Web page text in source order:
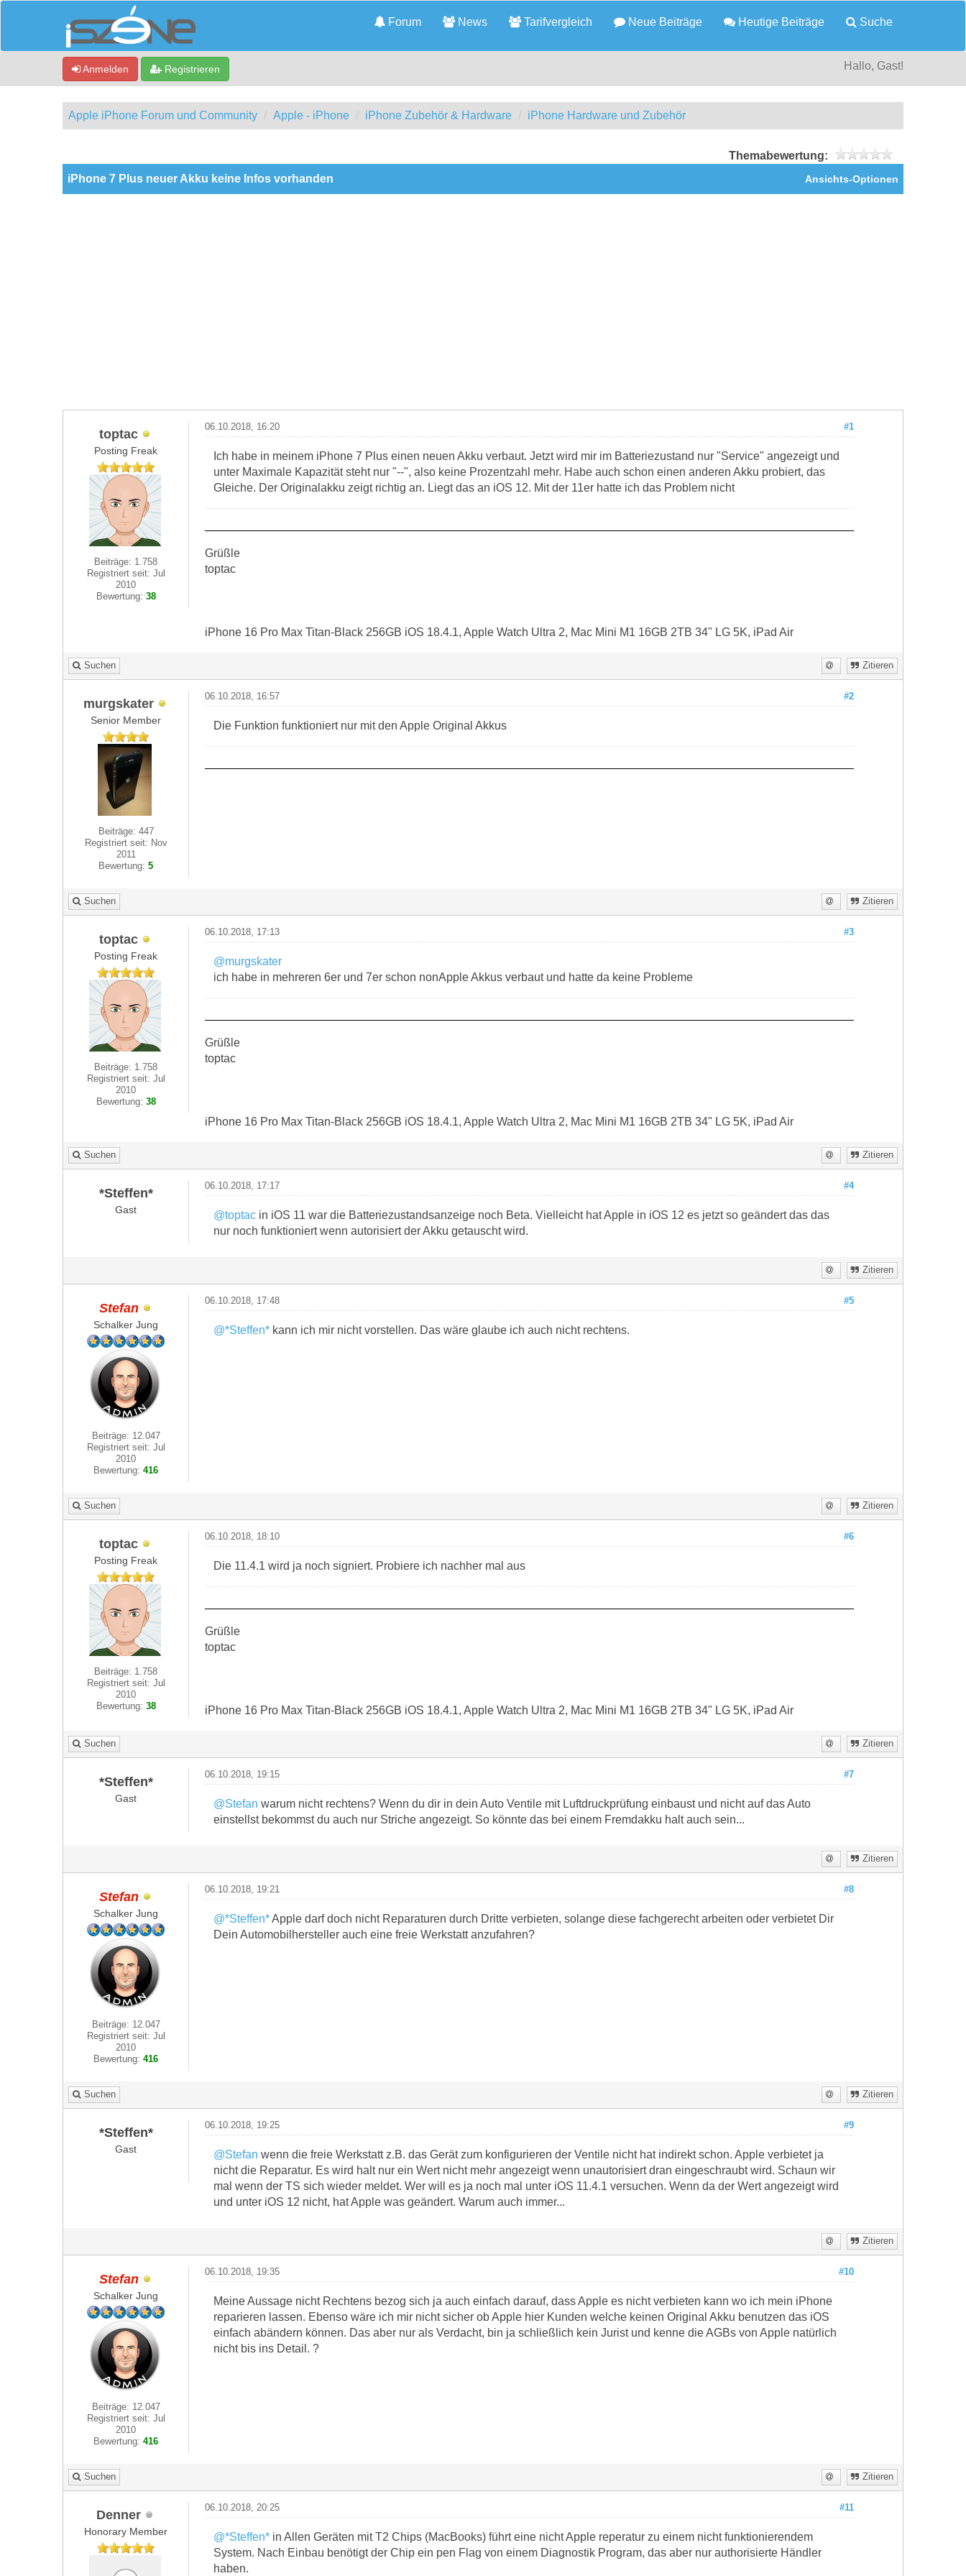
Forum News Tarifvergleich Neue Beiträge Heutige Beiträge Suche
Anmelden Registrieren Hallo, Gast!
Apple iPhone Forum und Community Apple - iPhone iPhone Zubehör & Hardware iPhone Hardware und Zubehör
Themabewertung:
Ansichts-Optionen
iPhone 7 Plus neuer Akku keine Infos vorhanden
toptac
Posting Freak
Beiträge: 1.758
Registriert seit: Jul
2010
Bewertung: 38
#1
06.10.2018, 16:20
Ich habe in meinem iPhone 7 Plus einen neuen Akku verbaut. Jetzt wird mir im Batteriezustand nur "Service" angezeigt und
unter Maximale Kapazität steht nur "--", also keine Prozentzahl mehr. Habe auch schon einen anderen Akku probiert, das
Gleiche. Der Originalakku zeigt richtig an. Liegt das an iOS 12. Mit der 11er hatte ich das Problem nicht
Grüßle
toptac
iPhone 16 Pro Max Titan-Black 256GB iOS 18.4.1, Apple Watch Ultra 2, Mac Mini M1 16GB 2TB 34" LG 5K, iPad Air
Suchen Zitieren
murgskater
Senior Member
Beiträge: 447
Registriert seit: Nov
2011
Bewertung:5
#2
06.10.2018, 16:57
Die Funktion funktioniert nur mit den Apple Original Akkus
Suchen Zitieren
toptac
Posting Freak
Beiträge: 1.758
Registriert seit: Jul
2010
Bewertung: 38
#3
06.10.2018, 17:13
@murgskater
ich habe in mehreren 6er und 7er schon nonApple Akkus verbaut und hatte da keine Probleme
Grüßle
toptac
iPhone 16 Pro Max Titan-Black 256GB iOS 18.4.1, Apple Watch Ultra 2, Mac Mini M1 16GB 2TB 34" LG 5K, iPad Air
Suchen Zitieren
*Steffen*
Gast
#4
06.10.2018, 17:17
@toptacin iOS 11 war die Batteriezustandsanzeige noch Beta. Vielleicht hat Apple in iOS 12 es jetzt so geändert das das
nur noch funktioniert wenn autorisiert der Akku getauscht wird.
Zitieren
Stefan
Schalker Jung
Beiträge: 12.047
Registriert seit: Jul
2010
Bewertung:416
#5
06.10.2018, 17:48
@*Steffen*kann ich mir nicht vorstellen. Das wäre glaube ich auch nicht rechtens.
Suchen Zitieren
toptac
Posting Freak
Beiträge: 1.758
Registriert seit: Jul
2010
Bewertung: 38
#6
06.10.2018, 18:10
Die 11.4.1 wird ja noch signiert. Probiere ich nachher mal aus
Grüßle
toptac
iPhone 16 Pro Max Titan-Black 256GB iOS 18.4.1, Apple Watch Ultra 2, Mac Mini M1 16GB 2TB 34" LG 5K, iPad Air
Suchen Zitieren
*Steffen*
Gast
#7
06.10.2018, 19:15
@Stefan warum nicht rechtens? Wenn du dir in dein Auto Ventile mit Luftdruckprüfung einbaust und nicht auf das Auto
einstellst bekommst du auch nur Striche angezeigt. So könnte das bei einem Fremdakku halt auch sein...
Zitieren
Stefan
Schalker Jung
Beiträge: 12.047
Registriert seit: Jul
2010
Bewertung:416
#8
06.10.2018, 19:21
@*Steffen*Apple darf doch nicht Reparaturen durch Dritte verbieten, solange diese fachgerecht arbeiten oder verbietet Dir
Dein Automobilhersteller auch eine freie Werkstatt anzufahren?
Suchen Zitieren
*Steffen*
Gast
#9
06.10.2018, 19:25
@Stefan wenn die freie Werkstatt z.B. das Gerät zum konfigurieren der Ventile nicht hat indirekt schon. Apple verbietet ja
nicht die Reparatur. Es wird halt nur ein Wert nicht mehr angezeigt wenn unautorisiert dran eingeschraubt wird. Schaun wir
mal wenn der TS sich wieder meldet. Wer will es ja noch mal unter iOS 11.4.1 versuchen. Wenn da der Wert angezeigt wird
und unter iOS 12 nicht, hat Apple was geändert. Warum auch immer...
Zitieren
Stefan
Schalker Jung
Beiträge: 12.047
Registriert seit: Jul
2010
Bewertung:416
#10
06.10.2018, 19:35
Meine Aussage nicht Rechtens bezog sich ja auch einfach darauf, dass Apple es nicht verbieten kann wo ich mein iPhone
reparieren lassen. Ebenso wäre ich mir nicht sicher ob Apple hier Kunden welche keinen Original Akku benutzen das iOS
einfach abändern können. Das aber nur als Verdacht, bin ja schließlich kein Jurist und kenne die AGBs von Apple natürlich
nicht bis ins Detail. ?
Suchen Zitieren
Denner
Honorary Member
#11
06.10.2018, 20:25
@*Steffen*in Allen Geräten mit T2 Chips (MacBooks) führt eine nicht Apple reperatur zu einem nicht funktionierendem
System. Nach Einbau benötigt der Chip ein pen Flag von einem Diagnostik Program, das aber nur authorisierte Händler
haben.